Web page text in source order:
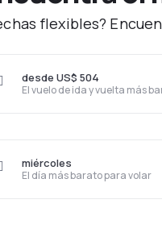
flexibles?
El vuelo de ida y vuelta más
desde US$ 504
El día más barato para volar
miércoles